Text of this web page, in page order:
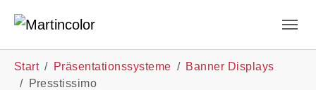
Start Präsentationssysteme
Banner Displays
Presstissimo